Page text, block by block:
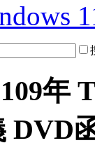
109年
DVD